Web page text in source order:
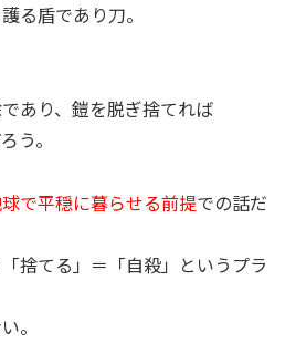
る盾であり刀。
あり、鎧を脱ぎ捨てれば
う。
で平穏に暮らせる前提での話だ
捨てる」＝「自殺」というプラ
。